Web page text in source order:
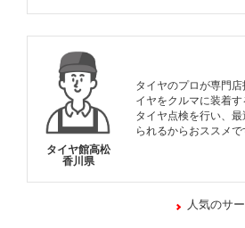
タイヤ館高松
香川県
タイヤのプロが専門
イヤをクルマに装着
タイヤ点検を行い、
られるからおススメで
人気のサ